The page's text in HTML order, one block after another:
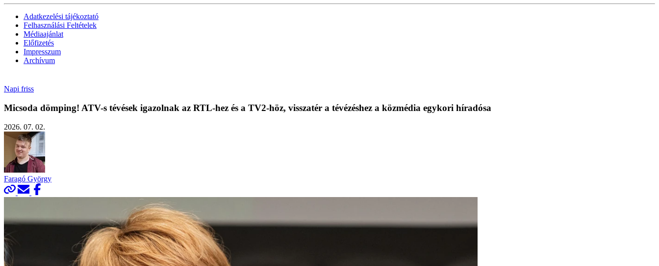
Adatkezelési tájékoztató
Felhasználási Feltételek
Médiaajánlat
Előfizetés
Impresszum
Archívum
Napi friss
Micsoda dömping! ATV-s tévések igazolnak az RTL-hez és a TV2-höz, visszatér a tévézéshez a közmédia egykori híradósa
2026. 07. 02.
Faragó György